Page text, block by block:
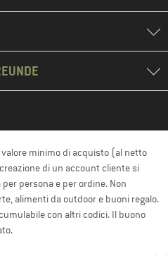
minimo di acquisto (al netto
di un account cliente si
persona e per ordine. Non
alimenti da outdoor e buoni regalo.
con altri codici. Il buono